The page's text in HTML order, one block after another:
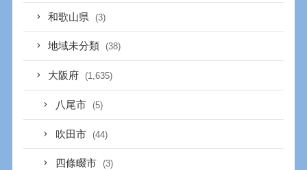
和歌山県 (3)
地域未分類 (38)
大阪府 (1,635)
八尾市 (5)
吹田市 (44)
四條畷市 (3)